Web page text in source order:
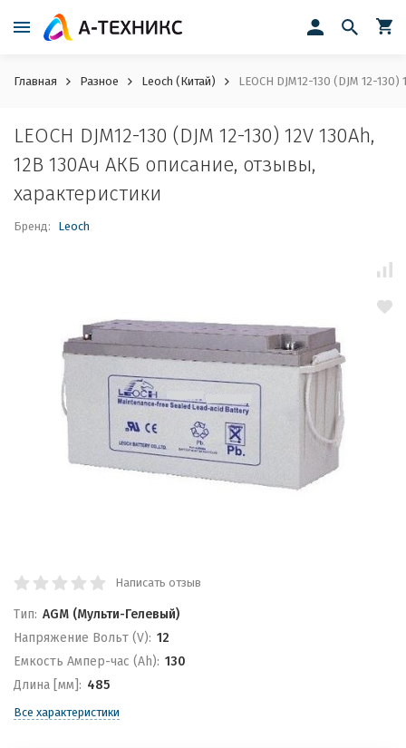
Главная Разное Leoch (Китай) LEOCH DJM12-130 (DJM 12-
LEOCH DJM12-130 (DJM 12-130) 12V 130Ah,
12В 130Ач АКБ описание, отзывы,
характеристики
Бренд: Leoch
Написать отзыв
Тип: AGM (Мульти-Гелевый)
Напряжение Вольт (V): 12
Емкость Ампер-час (Ah): 130
Длина [мм]: 485
Все характеристики